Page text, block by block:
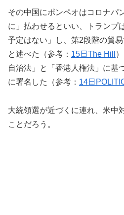
その中国にポンペオはコロナパ
に」払わせるといい、トランプ
予定はない」し、第2段階の貿易
と述べた
（参考： 15日 The Hill ）
自治法」と「香港人権法」に基
に署名した
（参考： 14日
大統領選が近づくに連れ、米中
こと だろう。